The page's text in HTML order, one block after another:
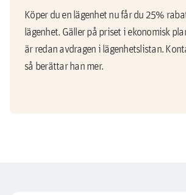
Köper du en lägenhet nu får du 25%
lägenhet. Gäller på priset i ekonomisk
är redan avdragen i lägenhetslistan.
så berättar han mer.